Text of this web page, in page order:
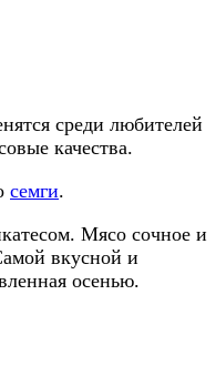
среди любителей
качества.
семги.
Мясо сочное и
вкусной и
осенью.